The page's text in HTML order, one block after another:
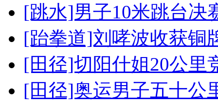
[跳水]男子10米跳台决
[跆拳道]刘哮波收获铜
[田径]切阳什姐20公里
[田径]奥运男子五十公